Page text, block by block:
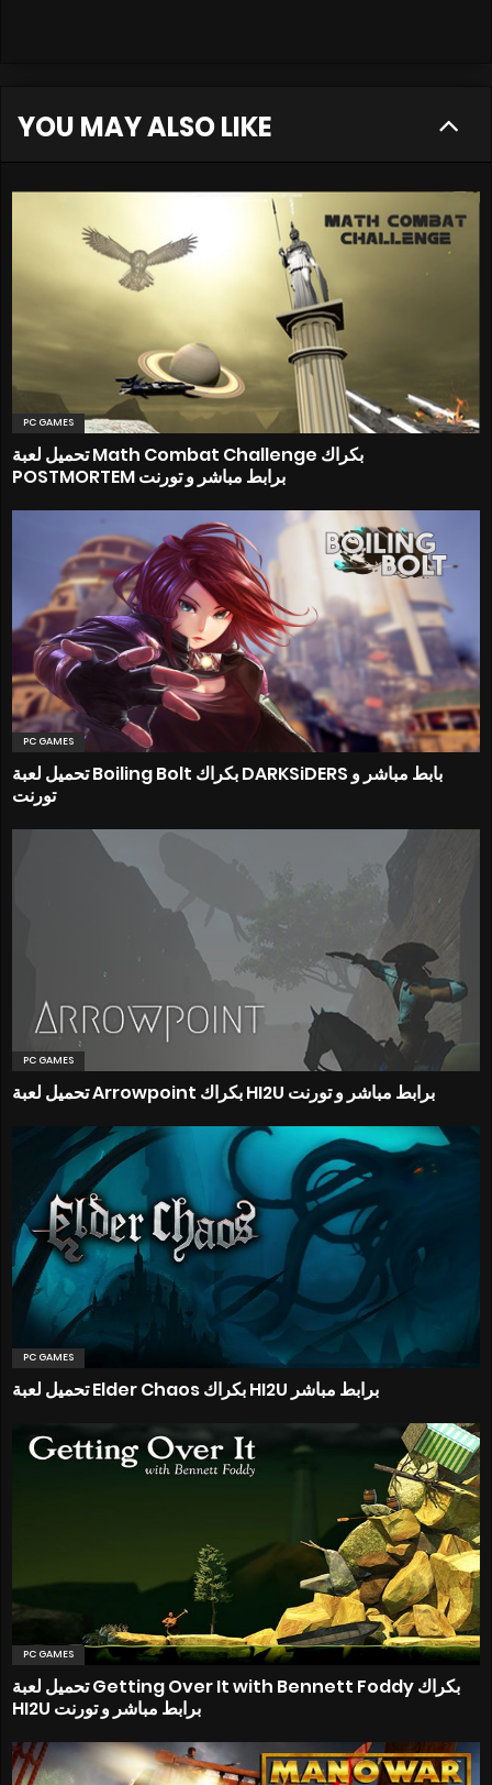
YOU MAY ALSO LIKE
PC GAMES
تحميل لعبة Math Combat Challenge بكراك
POSTMORTEM برابط مباشر و تورنت
PC GAMES
تحميل لعبة Boiling Bolt بكراك DARKSiDERS بابط مباشر و
تورنت
PC GAMES
تحميل لعبة Arrowpoint بكراك HI2U برابط مباشر و تورنت
PC GAMES
تحميل لعبة Elder Chaos بكراك HI2U برابط مباشر
PC GAMES
تحميل لعبة Getting Over It with Bennett Foddy بكراك
HI2U برابط مباشر و تورنت